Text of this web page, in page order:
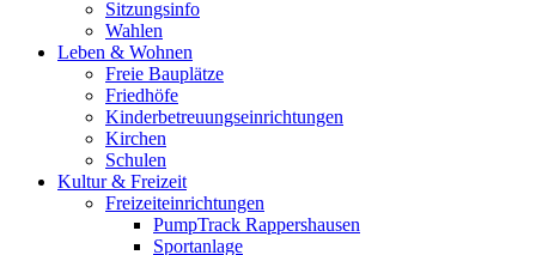
Sitzungsinfo
Wahlen
Leben & Wohnen
Freie Bauplätze
Friedhöfe
Kinderbetreuungseinrichtungen
Kirchen
Schulen
Kultur & Freizeit
Freizeiteinrichtungen
PumpTrack Rappershausen
Sportanlage